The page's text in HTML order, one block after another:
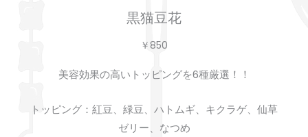
黒猫豆花
￥850
美容効果の高いトッピングを6種厳選！！
トッピング：紅豆、緑豆、ハトムギ、キクラゲ、仙草
ゼリー、なつめ